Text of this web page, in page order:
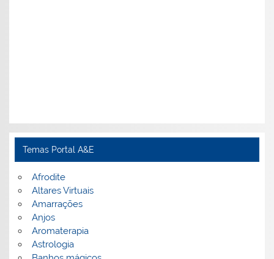
Temas Portal A&E
Afrodite
Altares Virtuais
Amarrações
Anjos
Aromaterapia
Astrologia